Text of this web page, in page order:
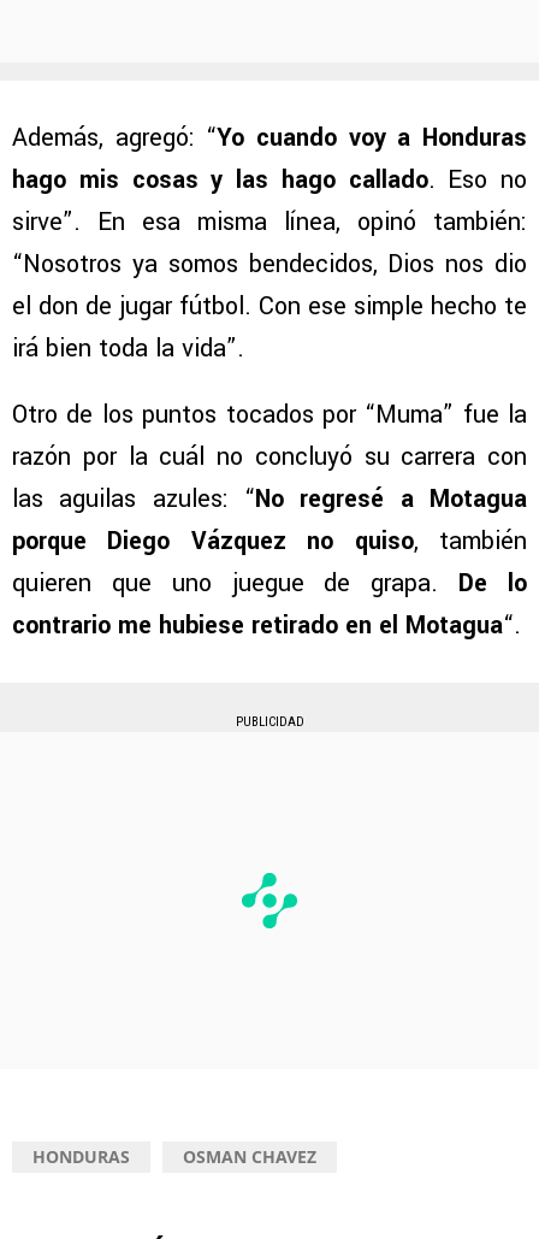
Además, agregó: “Yo cuando voy a Honduras
hago mis cosas y las hago callado. Eso no
sirve”. En esa misma línea, opinó también:
“Nosotros ya somos bendecidos, Dios nos dio
el don de jugar fútbol. Con ese simple hecho te
irá bien toda la vida”.
Otro de los puntos tocados por “Muma” fue la
razón por la cuál no concluyó su carrera con
las aguilas azules: “No regresé a Motagua
porque Diego Vázquez no quiso, también
quieren que uno juegue de grapa. De lo
contrario me hubiese retirado en el Motagua“.
PUBLICIDAD
HONDURAS OSMAN CHAVEZ